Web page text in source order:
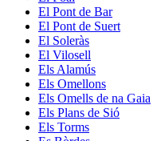
El Pont de Bar
El Pont de Suert
El Soleràs
El Vilosell
Els Alamús
Els Omellons
Els Omells de na Gaia
Els Plans de Sió
Els Torms